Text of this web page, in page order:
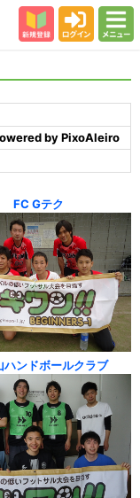
by PixoAleiro
FC Gテク
ハンドボールクラブ